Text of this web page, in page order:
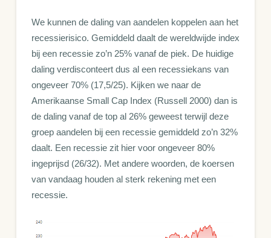
We kunnen de daling van aandelen koppelen aan het
recessierisico. Gemiddeld daalt de wereldwijde index
bij een recessie zo’n 25% vanaf de piek. De huidige
daling verdisconteert dus al een recessiekans van
ongeveer 70% (17,5/25). Kijken we naar de
Amerikaanse Small Cap Index (Russell 2000) dan is
de daling vanaf de top al 26% geweest terwijl deze
groep aandelen bij een recessie gemiddeld zo’n 32%
daalt. Een recessie zit hier voor ongeveer 80%
ingeprijsd (26/32). Met andere woorden, de koersen
van vandaag houden al sterk rekening met een
recessie.